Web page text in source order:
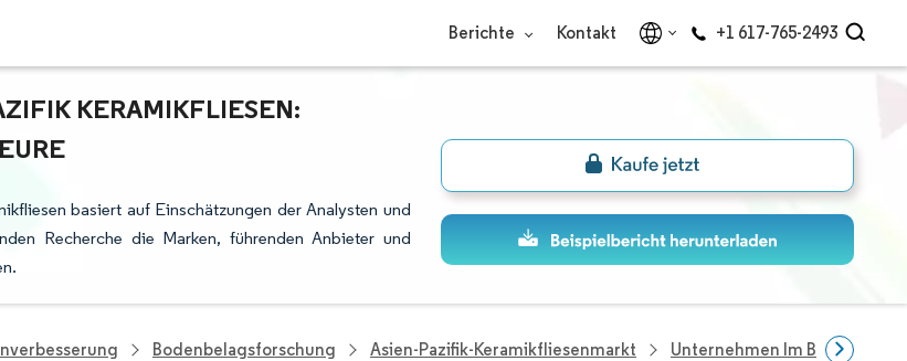
Berichte Kontakt +1 617-765-2493
KERAMIKFLIESEN:
basiert auf Einschätzungen der Analysten und
Recherche die Marken, führenden Anbieter und
Bodenbelagsforschung Asien-Pazifik-Keramikfliesenmarkt Unternehmen Im Bereich